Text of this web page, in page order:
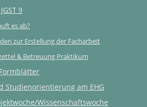
9
es ab?
zur Erstellung der Facharbeit
& Betreuung Praktikum
Studienorientierung am EHG
Wissenschaftswoche